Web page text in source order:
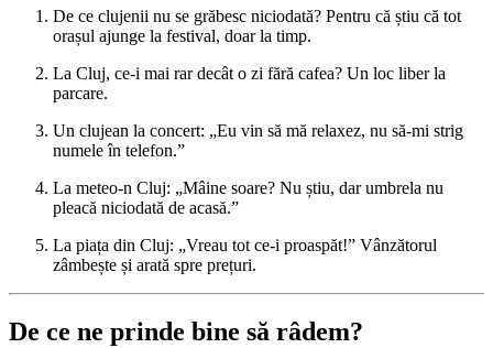
De ce clujenii nu se grăbesc niciodată? Pentru că știu că tot
orașul ajunge la festival, doar la timp.
La Cluj, ce-i mai rar decât o zi fără cafea? Un loc liber la
parcare.
Un clujean la concert: „Eu vin să mă relaxez, nu să-mi strig
numele în telefon.”
La meteo-n Cluj: „Mâine soare? Nu știu, dar umbrela nu
pleacă niciodată de acasă.”
La piața din Cluj: „Vreau tot ce-i proaspăt!” Vânzătorul
zâmbește și arată spre prețuri.
De ce ne prinde bine să râdem?